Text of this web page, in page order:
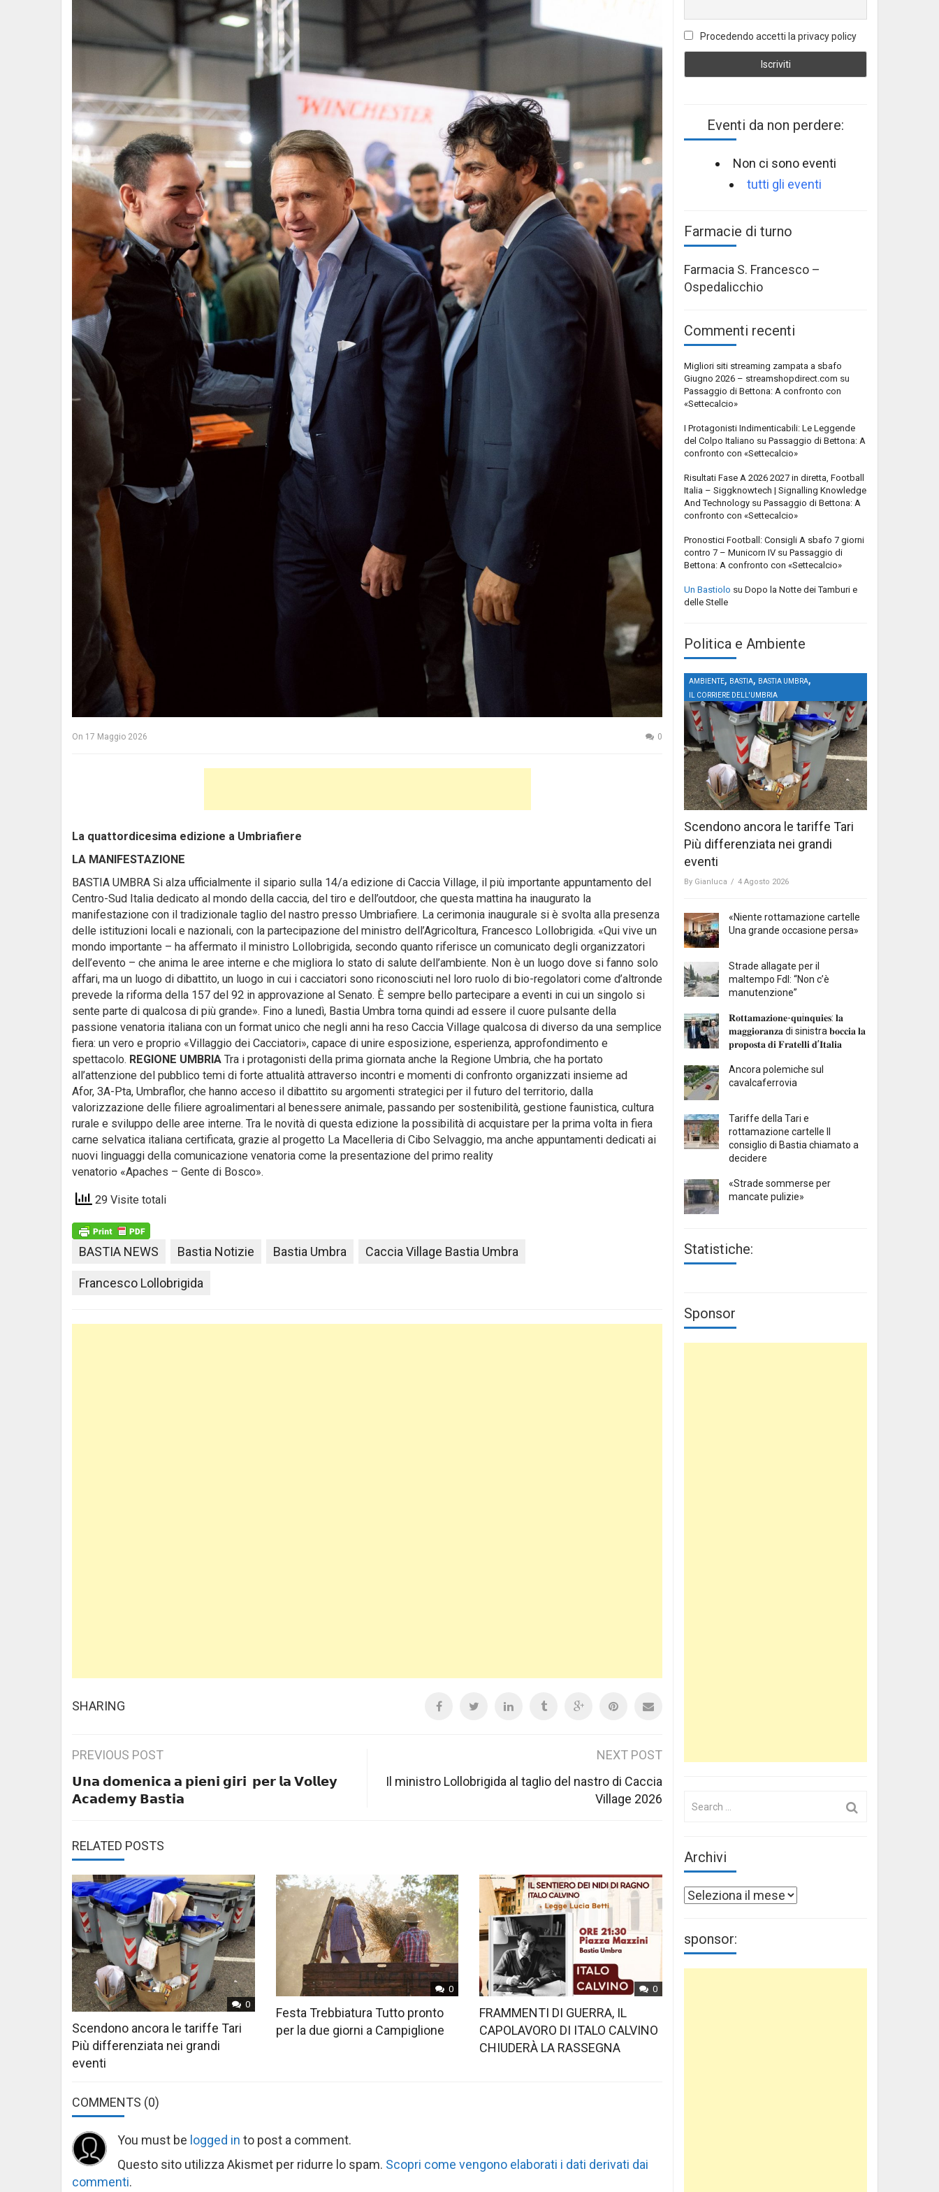
On 17 Maggio 2026 0
La quattordicesima edizione a Umbriafiere
LA MANIFESTAZIONE
BASTIA UMBRA Si alza ufficialmente il sipario sulla 14/a edizione di Caccia Village, il più importante appuntamento del
Centro-Sud Italia dedicato al mondo della caccia, del tiro e dell’outdoor, che questa mattina ha inaugurato la
manifestazione con il tradizionale taglio del nastro presso Umbriafiere. La cerimonia inaugurale si è svolta alla presenza
delle istituzioni locali e nazionali, con la partecipazione del ministro dell’Agricoltura, Francesco Lollobrigida. «Qui vive un
mondo importante – ha affermato il ministro Lollobrigida, secondo quanto riferisce un comunicato degli organizzatori
dell’evento – che anima le aree interne e che migliora lo stato di salute dell’ambiente. Non è un luogo dove si fanno solo
affari, ma un luogo di dibattito, un luogo in cui i cacciatori sono riconosciuti nel loro ruolo di bio-regolatori come d’altronde
prevede la riforma della 157 del 92 in approvazione al Senato. È sempre bello partecipare a eventi in cui un singolo si
sente parte di qualcosa di più grande». Fino a lunedì, Bastia Umbra torna quindi ad essere il cuore pulsante della
passione venatoria italiana con un format unico che negli anni ha reso Caccia Village qualcosa di diverso da una semplice
fiera: un vero e proprio «Villaggio dei Cacciatori», capace di unire esposizione, esperienza, approfondimento e
spettacolo. REGIONE UMBRIA Tra i protagonisti della prima giornata anche la Regione Umbria, che ha portato
all’attenzione del pubblico temi di forte attualità attraverso incontri e momenti di confronto organizzati insieme ad
Afor, 3A-Pta, Umbraflor, che hanno acceso il dibattito su argomenti strategici per il futuro del territorio, dalla
valorizzazione delle filiere agroalimentari al benessere animale, passando per sostenibilità, gestione faunistica, cultura
rurale e sviluppo delle aree interne. Tra le novità di questa edizione la possibilità di acquistare per la prima volta in fiera
carne selvatica italiana certificata, grazie al progetto La Macelleria di Cibo Selvaggio, ma anche appuntamenti dedicati ai
nuovi linguaggi della comunicazione venatoria come la presentazione del primo reality
venatorio «Apaches – Gente di Bosco».
29 Visite totali
BASTIA NEWS Bastia Notizie Bastia Umbra Caccia Village Bastia Umbra
Francesco Lollobrigida
SHARING
Post
navigation
PREVIOUS POST
𝗨𝗻𝗮 𝗱𝗼𝗺𝗲𝗻𝗶𝗰𝗮 𝗮 𝗽𝗶𝗲𝗻𝗶 𝗴𝗶𝗿𝗶 𝗽𝗲𝗿 𝗹𝗮 𝗩𝗼𝗹𝗹𝗲𝘆
𝗔𝗰𝗮𝗱𝗲𝗺𝘆 𝗕𝗮𝘀𝘁𝗶𝗮
NEXT POST
Il ministro Lollobrigida al taglio del nastro di Caccia
Village 2026
RELATED POSTS
0
Scendono ancora le tariffe Tari
Più differenziata nei grandi
eventi
0
Festa Trebbiatura Tutto pronto
per la due giorni a Campiglione
0
FRAMMENTI DI GUERRA, IL
CAPOLAVORO DI ITALO CALVINO
CHIUDERÀ LA RASSEGNA
COMMENTS (0)
You must be logged in to post a comment.
Questo sito utilizza Akismet per ridurre lo spam. Scopri come vengono elaborati i dati derivati dai
commenti.
Procedendo accetti la privacy policy
Eventi da non perdere:
Non ci sono eventi
tutti gli eventi
Farmacie di turno
Farmacia S. Francesco –
Ospedalicchio
Commenti recenti
Migliori siti streaming zampata a sbafo
Giugno 2026 – streamshopdirect.com su
Passaggio di Bettona: A confronto con
«Settecalcio»
I Protagonisti Indimenticabili: Le Leggende
del Colpo Italiano su Passaggio di Bettona: A
confronto con «Settecalcio»
Risultati Fase A 2026 2027 in diretta, Football
Italia – Siggknowtech | Signalling Knowledge
And Technology su Passaggio di Bettona: A
confronto con «Settecalcio»
Pronostici Football: Consigli A sbafo 7 giorni
contro 7 – Municorn IV su Passaggio di
Bettona: A confronto con «Settecalcio»
Un Bastiolo su Dopo la Notte dei Tamburi e
delle Stelle
Politica e Ambiente
AMBIENTE, BASTIA, BASTIA UMBRA,
IL CORRIERE DELL'UMBRIA
Scendono ancora le tariffe Tari
Più differenziata nei grandi
eventi
By Gianluca / 4 Agosto 2026
«Niente rottamazione cartelle
Una grande occasione persa»
Strade allagate per il
maltempo FdI: “Non c’è
manutenzione”
𝐑𝐨𝐭𝐭𝐚𝐦𝐚𝐳𝐢𝐨𝐧𝐞-𝐪𝐮i𝐧𝐪𝐮𝐢𝐞𝐬: 𝐥𝐚
𝐦𝐚𝐠𝐠𝐢𝐨𝐫𝐚𝐧𝐳𝐚 di sinistra 𝐛𝐨𝐜𝐜𝐢𝐚 𝐥𝐚
𝐩𝐫𝐨𝐩𝐨𝐬𝐭𝐚 𝐝𝐢 𝐅𝐫𝐚𝐭𝐞𝐥𝐥𝐢 𝐝’𝐈𝐭𝐚𝐥𝐢𝐚
Ancora polemiche sul
cavalcaferrovia
Tariffe della Tari e
rottamazione cartelle Il
consiglio di Bastia chiamato a
decidere
«Strade sommerse per
mancate pulizie»
Statistiche:
Sponsor
Search
Archivi
Archivi
sponsor: